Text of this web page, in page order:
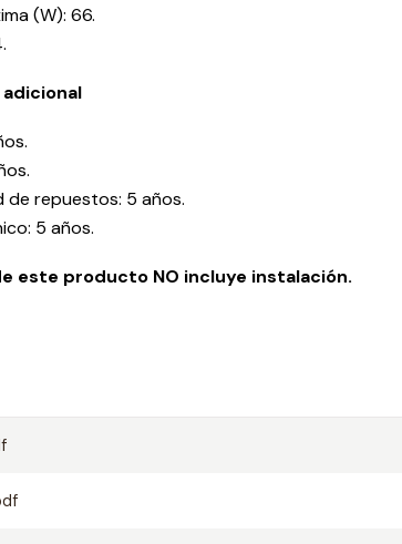
(W): 66.
de repuestos: 5 años.
5 años.
este producto NO incluye instalación.